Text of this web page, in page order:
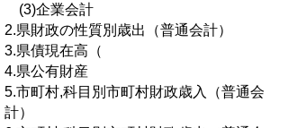
(3)企業会計
2.県財政の性質別歳出（普通会計）
3.県債現在高（
4.県公有財産
5.市町村,科目別市町村財政歳入（普通会
計）